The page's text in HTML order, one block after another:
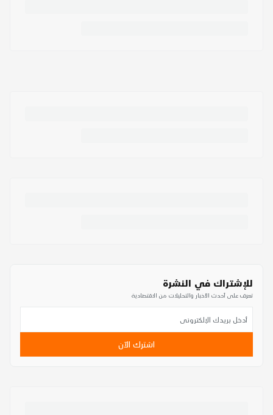
للإشتراك في النشرة
تعرف على أحدث الأخبار والتحليلات من الاقتصادية
اشترك الآن